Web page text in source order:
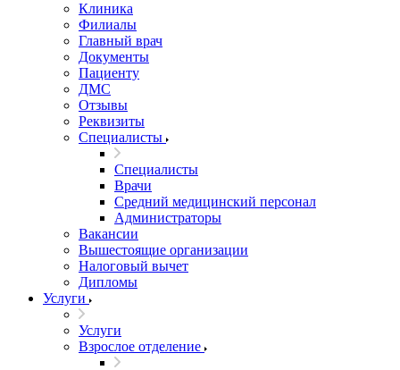
Клиника
Филиалы
Главный врач
Документы
Пациенту
ДМС
Отзывы
Реквизиты
Специалисты
Специалисты
Врачи
Средний медицинский персонал
Администраторы
Вакансии
Вышестоящие организации
Налоговый вычет
Дипломы
Услуги
Услуги
Взрослое отделение